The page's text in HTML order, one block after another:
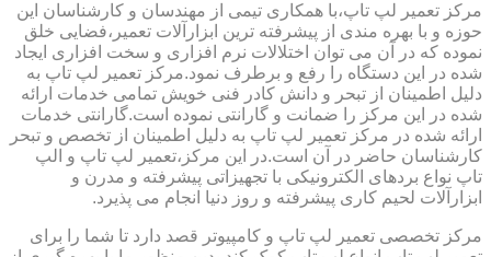
مرکز تعمیر لپ تاپ،با همکاری تیمی از مهندسان و کارشناسان این
حوزه و با بهره مندی از پیشرفته ترین ابزارآلات تعمیر،فضایی خلق
نموده که در آن می توان اختلالات نرم افزاری و سخت افزاری ایجاد
شده در این دستگاه را رفع و برطرف نمود.مرکز تعمیر لپ تاپ به
دلیل اطمینان از تبحر و دانش کادر فنی خویش تمامی خدمات ارائه
شده در این مرکز را ضمانت و گارانتی نموده است.گارانتی خدمات
ارائه شده در مرکز تعمیر لپ تاپ به دلیل اطمینان از تخصص و تبحر
کارشناسان حاضر در آن است.در این مرکز،تعمیر لپ تاپ و الپ
تاپ نواع بردهای الکترونیکی با تجهیزاتی پیشرفته و مدرن و
ابزارآلات لحیم کاری پیشرفته و روز دنیا انجام می پذیرد.
مرکز تخصصی تعمیر لپ تاپ و کامپیوتر قصد دارد تا شما را برای